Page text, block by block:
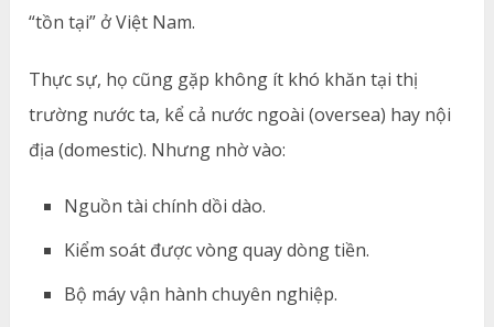
“tồn tại” ở Việt Nam.
Thực sự, họ cũng gặp không ít khó khăn tại thị
trường nước ta, kể cả nước ngoài (oversea) hay nội
địa (domestic). Nhưng nhờ vào:
Nguồn tài chính dồi dào.
Kiểm soát được vòng quay dòng tiền.
Bộ máy vận hành chuyên nghiệp.